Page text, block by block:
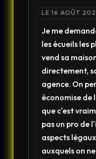
LE 16 AOÛT
Je me
les écueils les
vend sa
directement,
agence. On
économise de
que c'est
pas un pro de
aspects
auxquels on